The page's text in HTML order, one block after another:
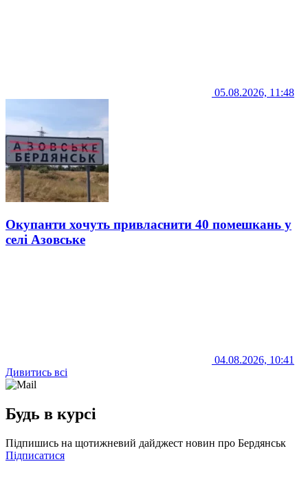
05.08.2026, 11:48
Окупанти хочуть привласнити 40 помешкань у
селі Азовське
04.08.2026, 10:41
Дивитись всі
Будь в курсі
Підпишись на щотижневий дайджест новин про Бердянськ
Підписатися